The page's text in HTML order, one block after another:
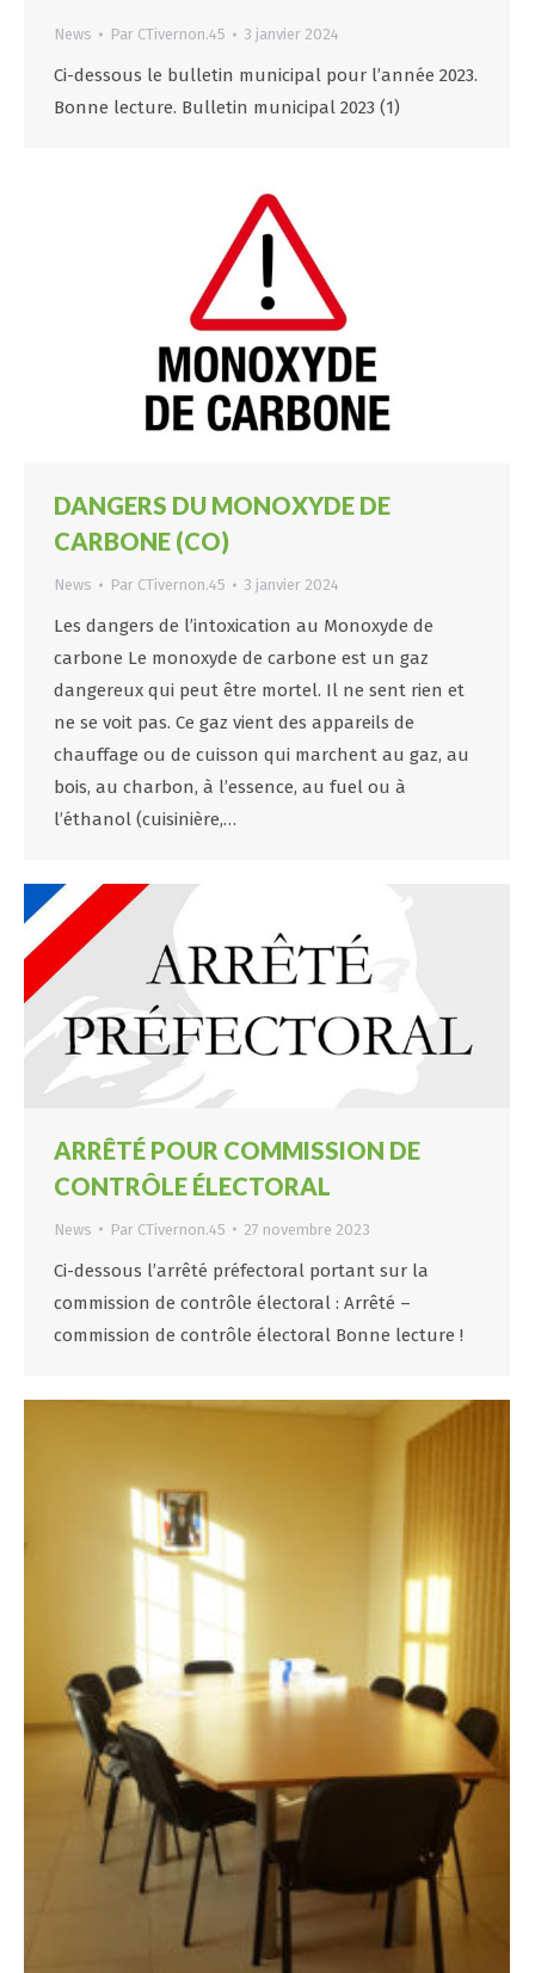
News Par CTivernon.45 3 janvier 2024
Ci-dessous le bulletin municipal pour l’année 2023.
Bonne lecture. Bulletin municipal 2023 (1)
DANGERS DU MONOXYDE DE
CARBONE (CO)
News Par CTivernon.45 3 janvier 2024
Les dangers de l’intoxication au Monoxyde de
carbone Le monoxyde de carbone est un gaz
dangereux qui peut être mortel. Il ne sent rien et
ne se voit pas. Ce gaz vient des appareils de
chauffage ou de cuisson qui marchent au gaz, au
bois, au charbon, à l’essence, au fuel ou à
l’éthanol (cuisinière,…
ARRÊTÉ POUR COMMISSION DE
CONTRÔLE ÉLECTORAL
News Par CTivernon.45 27 novembre 2023
Ci-dessous l’arrêté préfectoral portant sur la
commission de contrôle électoral : Arrêté –
commission de contrôle électoral Bonne lecture !